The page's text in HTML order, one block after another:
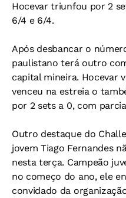
Hocevar triunfou por 2
6/4 e 6/4.
Após desbancar o
paulistano terá outro
capital mineira. Hocevar
venceu na estreia o
por 2 sets a 0, com
Outro destaque do
jovem Tiago Fernandes
nesta terça. Campeão
no começo do ano, ele
convidado da